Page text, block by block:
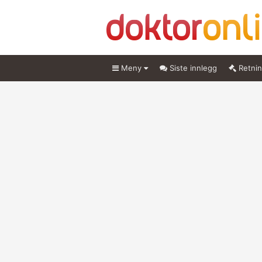
Meny Siste innlegg